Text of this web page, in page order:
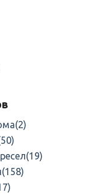
(2)
(19)
(158)